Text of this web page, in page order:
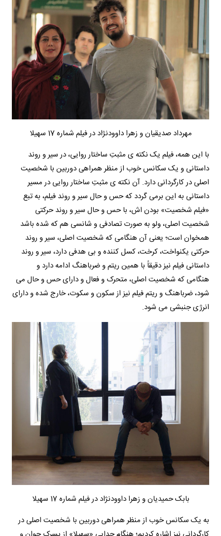
مهرداد صدیقیان و زهرا داوودنژاد در فیلم شماره 17 سهیلا
با این همه، فیلم یک نکته ی مثبتِ ساختار روایی، در سیر و روند
داستانی و یک سکانس خوب از منظر همراهی دوربین با شخصیت
اصلی در کارگردانی دارد. آن نکته ی مثبتِ ساختار روایی در مسیر
داستانی به این برمی گردد که حس و حال سیر و روند فیلم، به تبع
«فیلم شخصیت» بودن اش، با حس و حال سیر و روند حرکتی
شخصیت اصلی، ولو به صورت تصادفی و شانسی هم که شده باشد
همخوان است؛ یعنی آن هنگامی که شخصیت اصلی، سیر و روند
حرکتی یکنواخت، کرخت، کسل کننده و بی هدفی دارد، سیر و روند
داستانی فیلم نیز دقیقاً با همین ریتم و ضرباهنگ ادامه دارد و
هنگامی که شخصیت اصلی، متحرک و فعال و دارای حس و حال می
شود، ضرباهنگ و ریتم فیلم نیز از سکون و سکوت، خارج شده و دارای
انرژی جنبشی می شود.
بابک حمیدیان و زهرا داوودنژاد در فیلم شماره 17 سهیلا
به یک سکانس خوب از منظر همراهی دوربین با شخصیت اصلی در